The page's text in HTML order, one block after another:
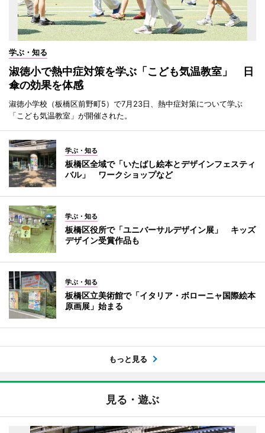
学ぶ・知る
淑徳小で熱中症対策を学ぶ「こども気温教室」 日
傘の効果を体感
淑徳小学校（板橋区前野町5）で7月23日、熱中症対策について学ぶ
「こども気温教室」が開催された。
学ぶ・知る
板橋区全域で「いたばし絵本とデザインフェスティ
バル」 ワークショップなど
学ぶ・知る
板橋区役所で「ユニバーサルデザイン展」 キッズ
デザイン受賞作品も
学ぶ・知る
板橋区立美術館で「イタリア・ボローニャ国際絵本
原画展」始まる
もっと見る
見る・遊ぶ